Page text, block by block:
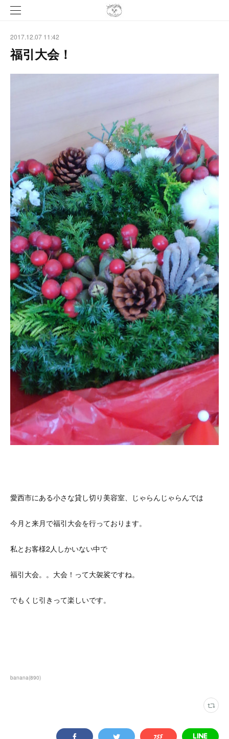
2017.12.07 11:42
福引大会！
愛西市にある小さな貸し切り美容室、じゃらんじゃらんでは
今月と来月で福引大会を行っております。
私とお客様2人しかいない中で
福引大会。。大会！って大袈裟ですね。
でもくじ引きって楽しいです。
banana(890)